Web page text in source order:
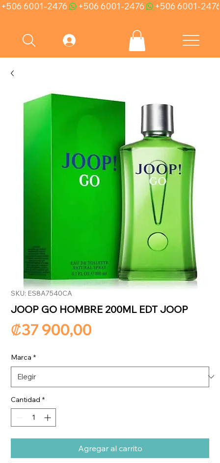
+506 6001-2476
SKU: ES8A7540CA
JOOP GO HOMBRE 200ML EDT JOOP
₡37 900,00
Marca *
Cantidad *
Agregar al carrito